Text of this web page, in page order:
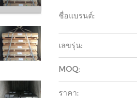
ชื่อแบรนด์:
เลขรุ่น:
MOQ:
ราคา: